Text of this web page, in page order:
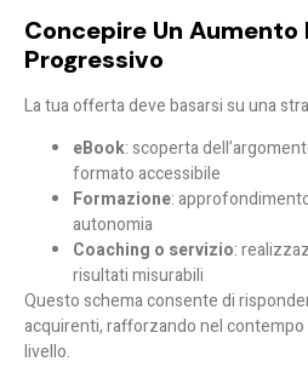
Concepire Un Aumento
Progressivo
La tua offerta deve basarsi su una
eBook: scoperta
formato accessibile
Formazione:
autonomia
Coaching o servizio:
risultati misurabili
Questo schema consente di
acquirenti, rafforzando nel
livello.